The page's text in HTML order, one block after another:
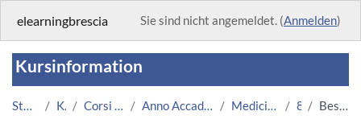
elearningbrescia Sie sind nicht angemeldet. (Anmelden)
Kursinformation
Startseite Kurse Corsi Istituzionali Anno Accademico 2013/2014 Medicina e Chirurgia 881 Beschreibung